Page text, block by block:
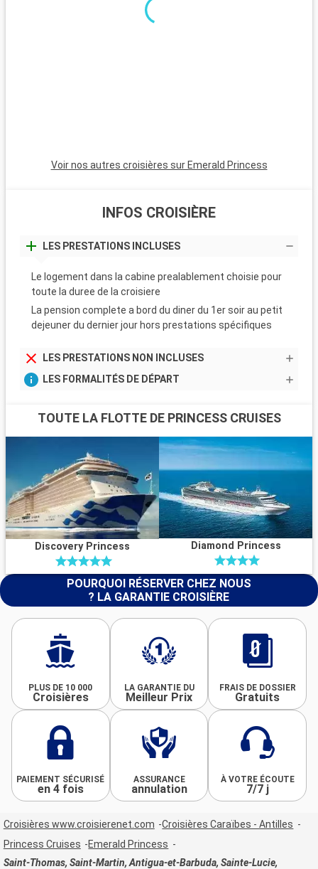
Voir nos autres croisières sur Emerald Princess
INFOS CROISIÈRE
LES PRESTATIONS INCLUSES
Le logement dans la cabine prealablement choisie pour
toute la duree de la croisiere
La pension complete a bord du diner du 1er soir au petit
dejeuner du dernier jour hors prestations spécifiques
LES PRESTATIONS NON INCLUSES
LES FORMALITÉS DE DÉPART
TOUTE LA FLOTTE DE PRINCESS CRUISES
Discovery Princess Diamond Princess
POURQUOI RÉSERVER CHEZ NOUS
? LA GARANTIE CROISIÈRE
PLUS DE 10 000
Croisières
LA GARANTIE DU
Meilleur Prix
FRAIS DE DOSSIER
Gratuits
PAIEMENT SÉCURISÉ
en 4 fois
ASSURANCE
annulation
À VOTRE ÉCOUTE
7/7 j
Croisières www.croisierenet.com
Croisières Caraïbes - Antilles
Princess Cruises
Emerald Princess
Saint-Thomas, Saint-Martin, Antigua-et-Barbuda, Sainte-Lucie,